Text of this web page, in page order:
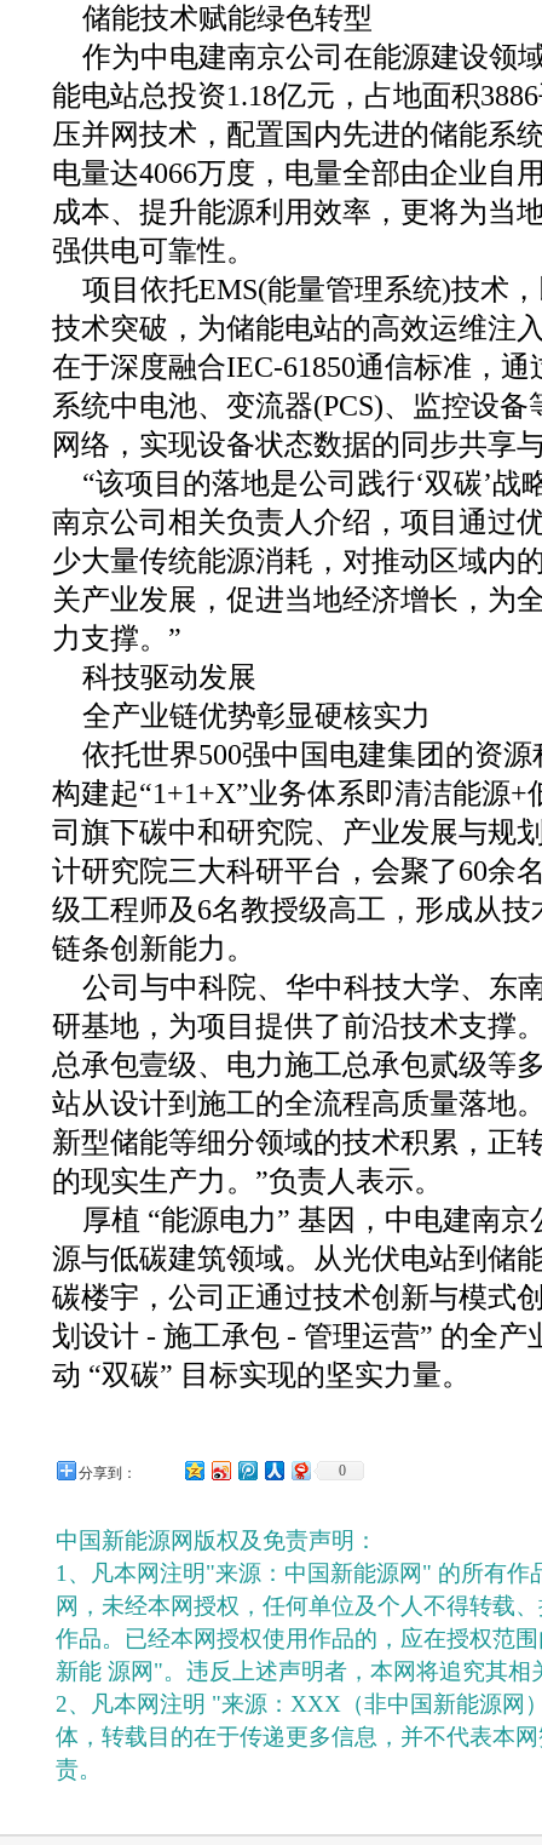
储能技术赋能绿色转型
作为中电建南京公司在能源建设领
能电站总投资1.18亿元，占地面积
压并网技术，配置国内先进的储能系
电量达4066万度，电量全部由企业自
成本、提升能源利用效率，更将为当
强供电可靠性。
项目依托EMS(能量管理系统)技术
技术突破，为储能电站的高效运维注
在于深度融合IEC-61850通信标准，
系统中电池、变流器(PCS)、监控设
网络，实现设备状态数据的同步共享
“该项目的落地是公司践行‘双碳’战
南京公司相关负责人介绍，项目通过
少大量传统能源消耗，对推动区域内
关产业发展，促进当地经济增长，为
力支撑。”
科技驱动发展
全产业链优势彰显硬核实力
依托世界500强中国电建集团的资
构建起“1+1+X”业务体系即清洁能源
司旗下碳中和研究院、产业发展与规
计研究院三大科研平台，会聚了60余
级工程师及6名教授级高工，形成从
链条创新能力。
公司与中科院、华中科技大学、东
研基地，为项目提供了前沿技术支撑
总承包壹级、电力施工总承包贰级等
站从设计到施工的全流程高质量落地
新型储能等细分领域的技术积累，正
的现实生产力。”负责人表示。
厚植 “能源电力” 基因，中电建南
源与低碳建筑领域。从光伏电站到储
碳楼宇，公司正通过技术创新与模式
划设计 - 施工承包 - 管理运营” 的全
动 “双碳” 目标实现的坚实力量。
分享到： 0
中国新能源网版权及免责声明：
1、凡本网注明"来源：中国新能源网" 的所有作
网，未经本网授权，任何单位及个人不得转载
作品。已经本网授权使用作品的，应在授权范
新能 源网"。违反上述声明者，本网将追究其相
2、凡本网注明 "来源：XXX（非中国新能源网
体，转载目的在于传递更多信息，并不代表本
责。